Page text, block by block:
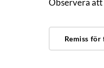
Observera att
Remiss